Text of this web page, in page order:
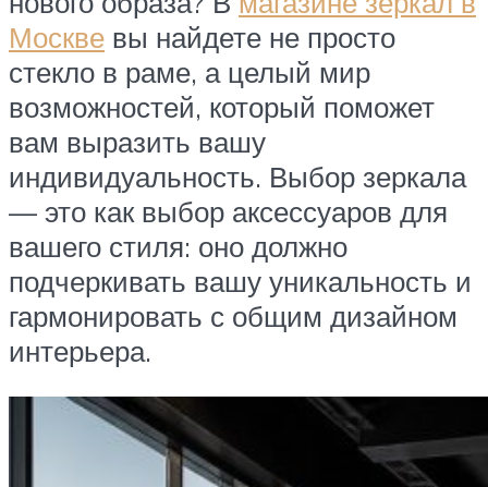
Москве вы найдете не просто
стекло в раме, а целый мир
возможностей, который поможет
вам выразить вашу
индивидуальность. Выбор зеркала
— это как выбор аксессуаров для
вашего стиля: оно должно
подчеркивать вашу уникальность и
гармонировать с общим дизайном
интерьера.